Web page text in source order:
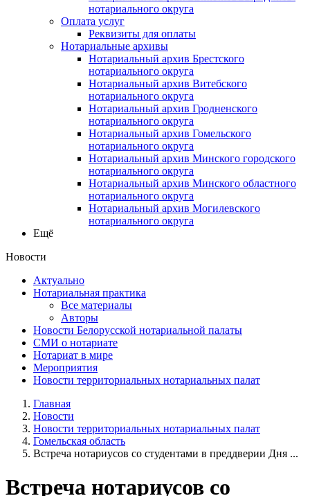
нотариального округа
Оплата услуг
Реквизиты для оплаты
Нотариальные архивы
Нотариальный архив Брестского
нотариального округа
Нотариальный архив Витебского
нотариального округа
Нотариальный архив Гродненского
нотариального округа
Нотариальный архив Гомельского
нотариального округа
Нотариальный архив Минского городского
нотариального округа
Нотариальный архив Минского областного
нотариального округа
Нотариальный архив Могилевского
нотариального округа
Ещё
Новости
Актуально
Нотариальная практика
Все материалы
Авторы
Новости Белорусской нотариальной палаты
СМИ о нотариате
Нотариат в мире
Мероприятия
Новости территориальных нотариальных палат
Главная
Новости
Новости территориальных нотариальных палат
Гомельская область
Встреча нотариусов со студентами в преддверии Дня ...
Встреча нотариусов со